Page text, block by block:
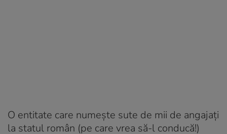
O entitate care numește sute de mii de angajați
la statul român (pe care vrea să-l conducă!)